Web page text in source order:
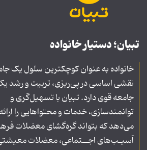
تبیان؛ دستیار خانواده
خانواده به عنوان کوچکترین سلول یک
نقشی اساسی در پی‌ریزی، تربیت و رشد
جامعه قوی دارد. تبیان با تسهیل‌گری و
توانمندسازی، خدمات و محتواهایی را ارائه
می‌دهد که بتواند گره‌گشای معضلات
آسیـب‌های اجــتماعی، معضلات